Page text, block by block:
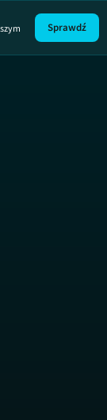
Sprawdź